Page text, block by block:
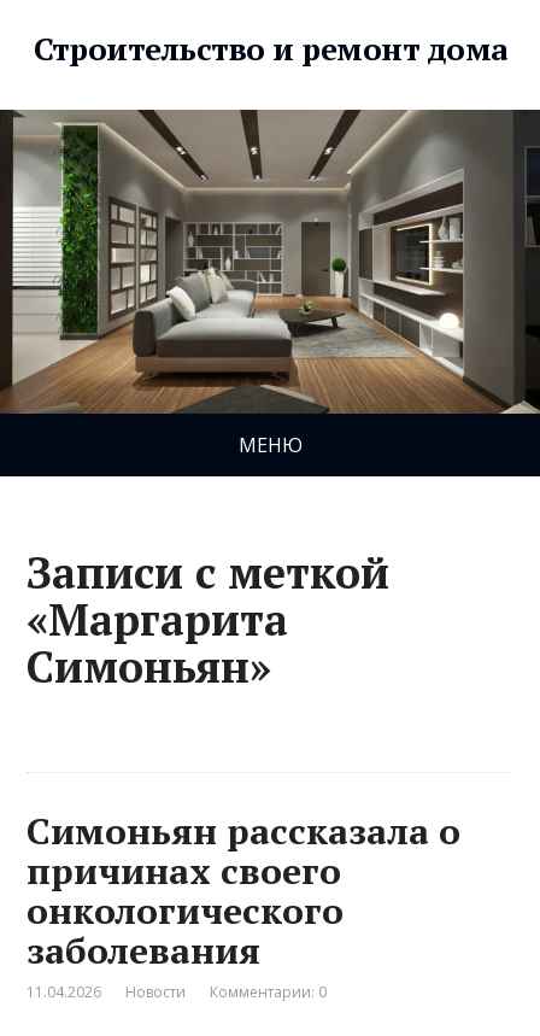
Строительство и ремонт дома
МЕНЮ
Записи с меткой
«Маргарита
Симоньян»
Симоньян рассказала о
причинах своего
онкологического
заболевания
11.04.2026 Новости Комментарии: 0